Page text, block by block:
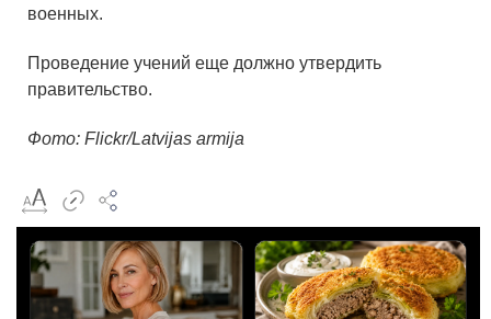
военных.
Проведение учений еще должно утвердить
правительство.
Фото: Flickr/Latvijas armija